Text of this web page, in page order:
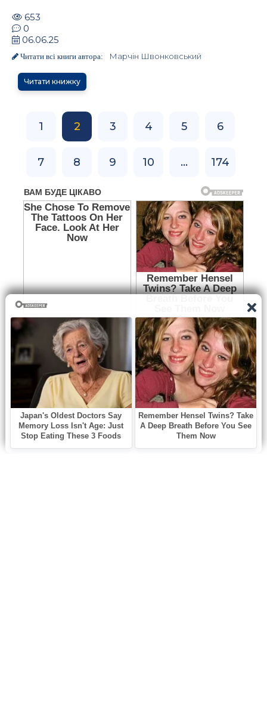
653
0
06.06.25
Читати всі книги автора: Марчін Швонковський
Читати книжку
1 2 3 4 5 6
7 8 9 10 ... 174